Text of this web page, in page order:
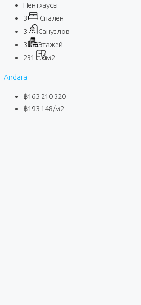
Пентхаусы
3
Спален
3
Санузлов
3
Этажей
231
м2
Andara
฿163 210 320
฿193 148/м2